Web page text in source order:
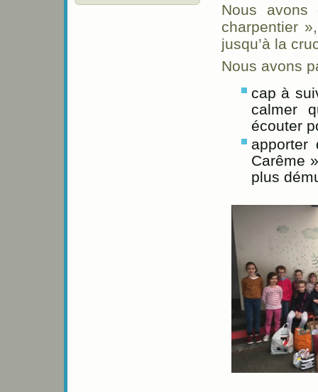
Nous
charpentier
jusqu’à la
Nous avons
cap à
calmer
écouter
apporter
Carême
plus